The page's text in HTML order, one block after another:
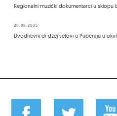
Regionalni muzički dokumentarci u
20.08.2025
Dvodnevni di-džej setovi u Puberaju u